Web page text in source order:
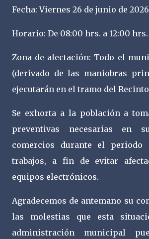
Fecha: Viernes 26 de junio de
Horario: De 08:00 hrs. a 12:00
Zona de afectación: Todo el
(derivado de las maniobras
ejecutarán en el tramo del
Se exhorta a la población a
preventivas necesarias en
comercios durante el periodo
trabajos, a fin de evitar
equipos electrónicos.
Agradecemos de antemano su
las molestias que esta
administración municipal